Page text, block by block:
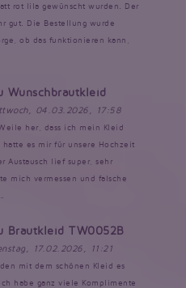
rot lila gewünscht wurden. Der
gut. Die Bestellung wurde
ob das funktionieren kann,
Wunschbrautkleid
04.03.2026, 17:58
her, dass ich mein Kleid
hatte es mir für unsere Hochzeit
Austausch lief super, sehr
mich vermessen und falsche
Brautkleid TW0052B
17.02.2026, 11:21
mit dem schönen Kleid es
habe ganz viele Komplimente